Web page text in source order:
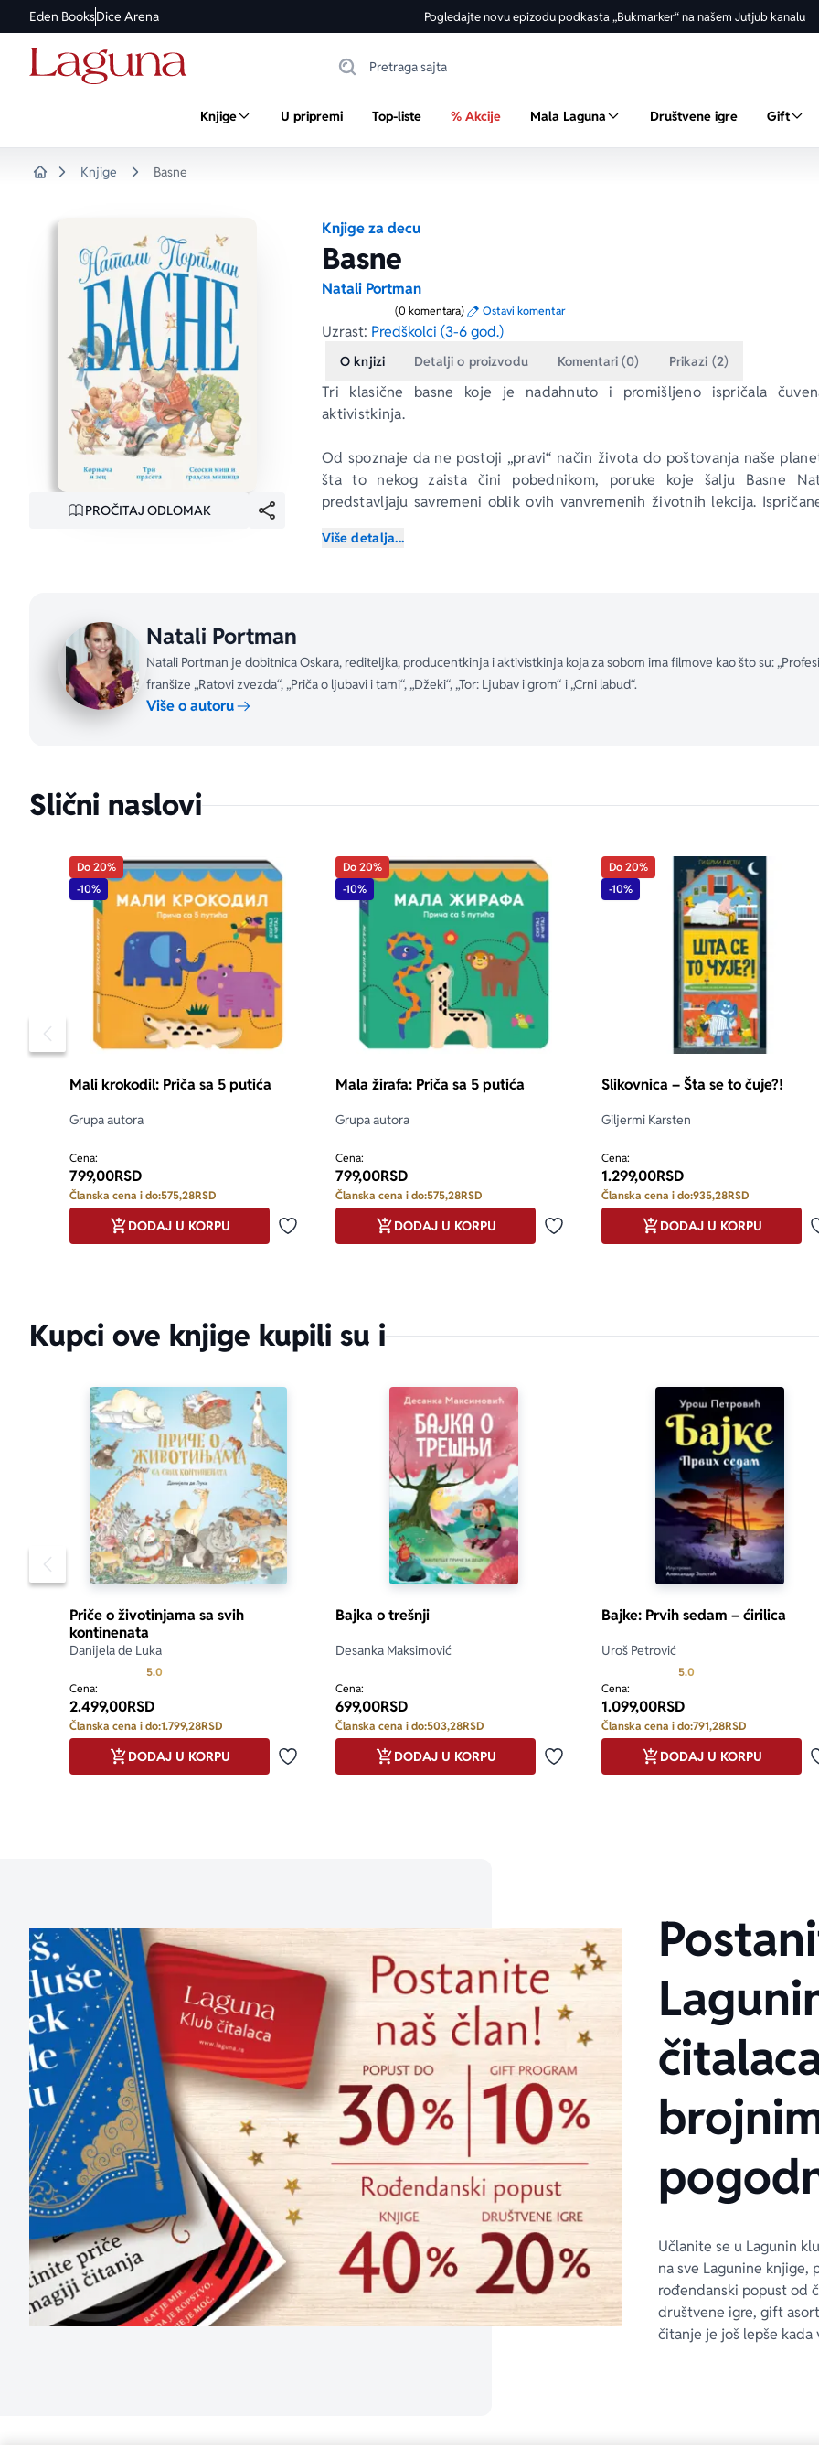
Eden BooksDice Arena Pogledajte novu epizodu podkasta „Bukmarker“ na našem Jutjub kanalu
Knjige U pripremi Top-liste % Akcije Mala Laguna Društvene igre Gift
Knjige Basne
PROČITAJ ODLOMAK
Knjige za decu
Basne
Natali Portman
(0 komentara) Ostavi komentar
Uzrast: Predškolci (3-6 god.)
O knjizi Detalji o proizvodu Komentari (0) Prikazi (2)
Tri klasične basne koje je nadahnuto i promišljeno ispričala
aktivistkinja.
Od spoznaje da ne postoji „pravi“ način života do poštovanja naše
šta to nekog zaista čini pobednikom, poruke koje šalju Basne
predstavljaju savremeni oblik ovih vanvremenih životnih lekcija.
basne Kornjača i zec
aboutPage.sr-only.custom-youtube-play-icon
Više detalja...
Natali Portman
Natali Portman je dobitnica Oskara, rediteljka, producentkinja i aktivistkinja koja za sobom ima filmove kao što su:
franšize „Ratovi zvezda“, „Priča o ljubavi i tami“, „Džeki“, „Tor: Ljubav i grom“ i „Crni labud“.
Više o autoru
Slični naslovi
Pomeranje sadržaja slajdera u levo
Do 20%
-10%
Mali krokodil: Priča sa 5 putića
Grupa autora
Cena:
799,00RSD
Članska cena i do:575,28RSD
Dodaj u omiljene
DODAJ U KORPU
Do 20%
-10%
Mala žirafa: Priča sa 5 putića
Grupa autora
Cena:
799,00RSD
Članska cena i do:575,28RSD
Dodaj u omiljene
DODAJ U KORPU
Do 20%
-10%
Slikovnica – Šta se to čuje?!
Giljermi Karsten
Cena:
1.299,00RSD
Članska cena i do:935,28RSD
DODAJ U KORPU
Kupci ove knjige kupili su i
Pomeranje sadržaja slajdera u levo
Priče o životinjama sa svih
kontinenata
Danijela de Luka
5.0
Cena:
2.499,00RSD
Članska cena i do:1.799,28RSD
Dodaj u omiljene
DODAJ U KORPU
Bajka o trešnji
Desanka Maksimović
Cena:
699,00RSD
Članska cena i do:503,28RSD
Dodaj u omiljene
DODAJ U KORPU
Bajke: Prvih sedam – ćirilica
Uroš Petrović
5.0
Cena:
1.099,00RSD
Članska cena i do:791,28RSD
DODAJ U KORPU
Učlanite se u Lagunin
na sve Lagunine knjige,
rođendanski popust od
društvene igre, gift
čitanje je još lepše kada